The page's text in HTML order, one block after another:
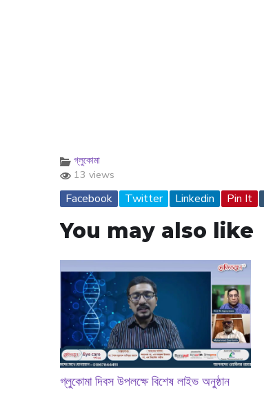
গ্লুকোমা
13 views
Facebook Twitter Linkedin Pin It
You may also like
গ্লুকোমা দিবস উপলক্ষে বিশেষ লাইভ অনুষ্ঠান